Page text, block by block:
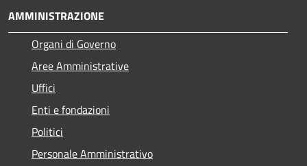
AMMINISTRAZIONE
Organi di Governo
Aree Amministrative
Uffici
Enti e fondazioni
Politici
Personale Amministrativo